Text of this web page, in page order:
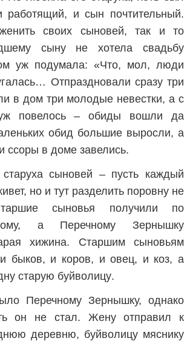
и сын почтительный.
своих сыновей, так и то
сыну не хотела свадьбу
уж подумала: «Что, мол, люди
Отпраздновали сразу три
в дом три молодые невестки, а с
повелось – обиды вошли да
обид большие выросли, а
ссоры в доме завелись.
сыновей – пусть каждый
но и тут разделить поровну не
сыновья получили по
а Перечному Зернышку
хижина. Старшим сыновьям
быков, и коров, и овец, и коз, а
старую буйволицу.
Перечному Зернышку, однако
он не стал. Жену отправил к
деревню, буйволицу мяснику